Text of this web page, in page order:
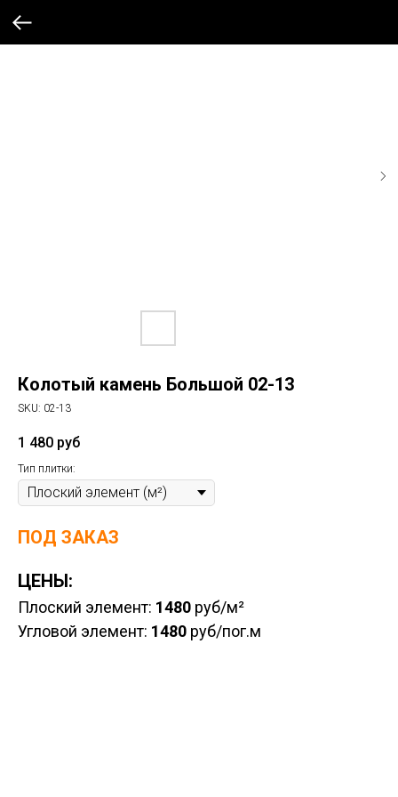
Колотый камень Большой 02-13
SKU: 02-13
1 480 руб
Тип плитки:
ПОД ЗАКАЗ
ЦЕНЫ:
Плоский элемент: 1480 руб/м²
Угловой элемент: 1480 руб/пог.м